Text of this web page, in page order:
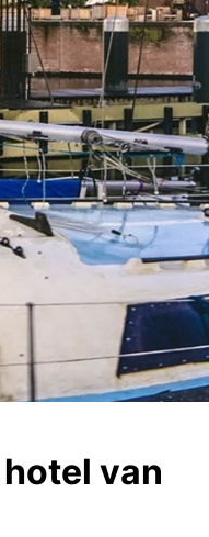
van